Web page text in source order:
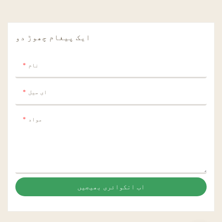
ایک پیغام چھوڑ دو
نام
ای میل
مواد
اب انکوائری بھیجیں